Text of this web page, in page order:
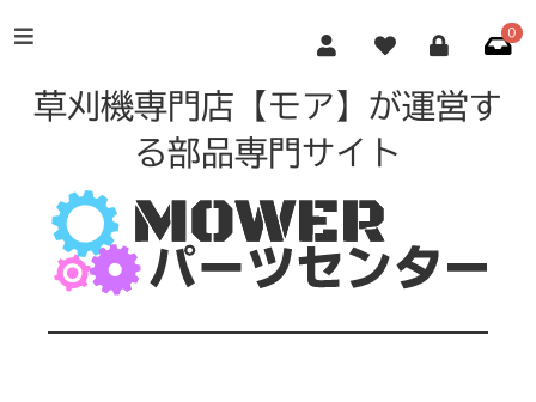
0
草刈機専門店【モア】が運営す
る部品専門サイト